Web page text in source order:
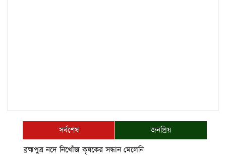
সর্বশেষ
জনপ্রিয়
ব্রহ্মপুত্র নদে নিখোঁজ কৃষকের সন্ধান মেলেনি